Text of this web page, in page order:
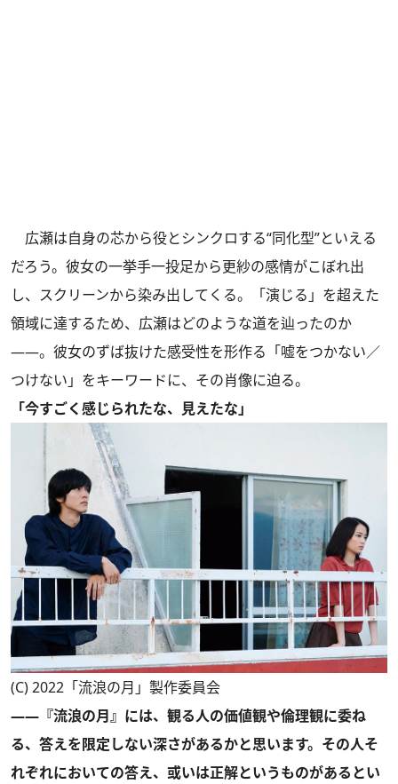
広瀬は自身の芯から役とシンクロする“同化型”といえる
だろう。彼女の一挙手一投足から更紗の感情がこぼれ出
し、スクリーンから染み出してくる。「演じる」を超えた
領域に達するため、広瀬はどのような道を辿ったのか
――。彼女のずば抜けた感受性を形作る「嘘をつかない／
つけない」をキーワードに、その肖像に迫る。
「今すごく感じられたな、見えたな」
(C) 2022「流浪の月」製作委員会
――『流浪の月』には、観る人の価値観や倫理観に委ね
る、答えを限定しない深さがあるかと思います。その人そ
れぞれにおいての答え、或いは正解というものがあるとい